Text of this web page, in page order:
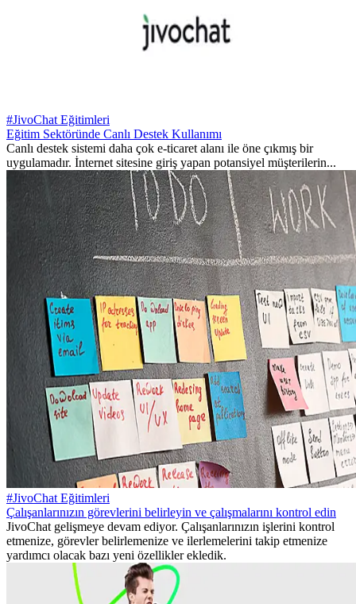
#JivoChat Eğitimleri
Eğitim Sektöründe Canlı Destek Kullanımı
Canlı destek sistemi daha çok e-ticaret alanı ile öne çıkmış bir
uygulamadır. İnternet sitesine giriş yapan potansiyel müşterilerin...
#JivoChat Eğitimleri
Çalışanlarınızın görevlerini belirleyin ve çalışmalarını kontrol edin
JivoChat gelişmeye devam ediyor. Çalışanlarınızın işlerini kontrol
etmenize, görevler belirlemenize ve ilerlemelerini takip etmenize
yardımcı olacak bazı yeni özellikler ekledik.